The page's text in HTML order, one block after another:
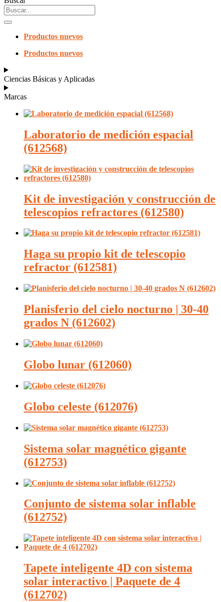
Productos nuevos
Productos nuevos
Ciencias Básicas y Aplicadas
Marcas
Laboratorio de medición espacial
(612568)
Kit de investigación y construcción de
telescopios refractores (612580)
Haga su propio kit de telescopio
refractor (612581)
Planisferio del cielo nocturno | 30-40
grados N (612602)
Globo lunar (612060)
Globo celeste (612076)
Sistema solar magnético gigante
(612753)
Conjunto de sistema solar inflable
(612752)
Tapete inteligente 4D con sistema
solar interactivo | Paquete de 4
(612702)